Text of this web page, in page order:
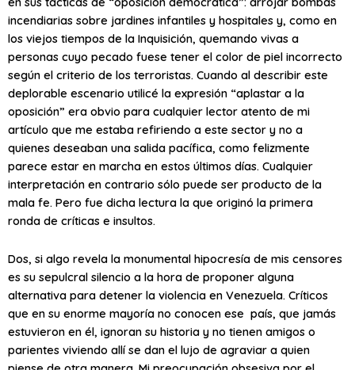
incendiarias sobre jardines infantiles y hospitales y, como en
los viejos tiempos de la Inquisición, quemando vivas a
personas cuyo pecado fuese tener el color de piel incorrecto
según el criterio de los terroristas. Cuando al describir este
deplorable escenario utilicé la expresión “aplastar a la
oposición” era obvio para cualquier lector atento de mi
artículo que me estaba refiriendo a este sector y no a
quienes deseaban una salida pacífica, como felizmente
parece estar en marcha en estos últimos días. Cualquier
interpretación en contrario sólo puede ser producto de la
mala fe. Pero fue dicha lectura la que originó la primera
ronda de críticas e insultos.
Dos, si algo revela la monumental hipocresía de mis censores
es su sepulcral silencio a la hora de proponer alguna
alternativa para detener la violencia en Venezuela. Críticos
que en su enorme mayoría no conocen ese país, que jamás
estuvieron en él, ignoran su historia y no tienen amigos o
parientes viviendo allí se dan el lujo de agraviar a quien